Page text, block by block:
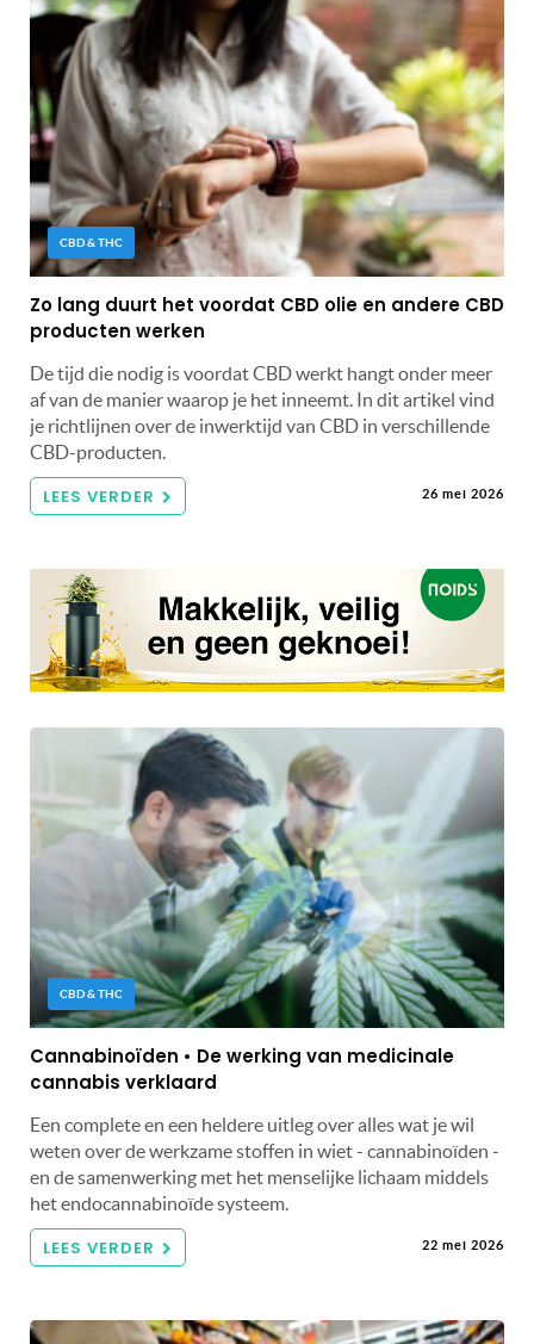
CBD & THC
Zo lang duurt het voordat CBD olie en andere CBD
producten werken
De tijd die nodig is voordat CBD werkt hangt onder meer
af van de manier waarop je het inneemt. In dit artikel vind
je richtlijnen over de inwerktijd van CBD in verschillende
CBD-producten.
LEES VERDER 26 mei 2026
CBD & THC
Cannabinoïden • De werking van medicinale
cannabis verklaard
Een complete en een heldere uitleg over alles wat je wil
weten over de werkzame stoffen in wiet - cannabinoïden -
en de samenwerking met het menselijke lichaam middels
het endocannabinoïde systeem.
LEES VERDER 22 mei 2026